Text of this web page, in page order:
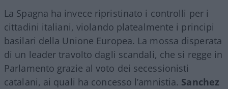
La Spagna ha invece ripristinato i controlli per i
cittadini italiani, violando platealmente i principi
basilari della Unione Europea. La mossa disperata
di un leader travolto dagli scandali, che si regge in
Parlamento grazie al voto dei secessionisti
catalani, ai quali ha concesso l’amnistia. Sanchez